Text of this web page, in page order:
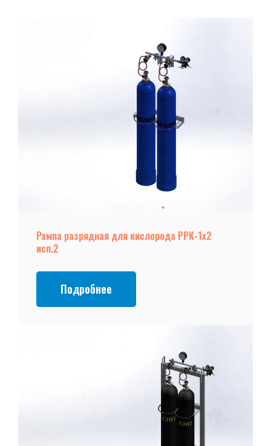
Рампа разрядная для кислорода РРК-1х2
исп.2
Подробнее